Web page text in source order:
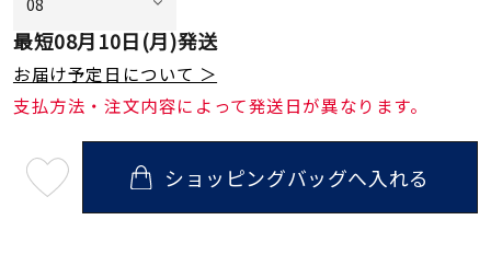
最短08月10日(月)発送
お届け予定日について ＞
支払方法・注文内容によって発送日が異なります。
08
ショッピングバッグへ入れる